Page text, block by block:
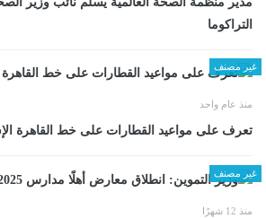
التراكوما
غير مصنف
منذ عام واحد
تعرف على مواعيد القطارات على خط القاهرة
غير مصنف
منذ 12 شهرًا